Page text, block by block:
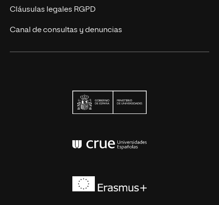
Cláusulas legales RGPD
Canal de consultas y denuncias